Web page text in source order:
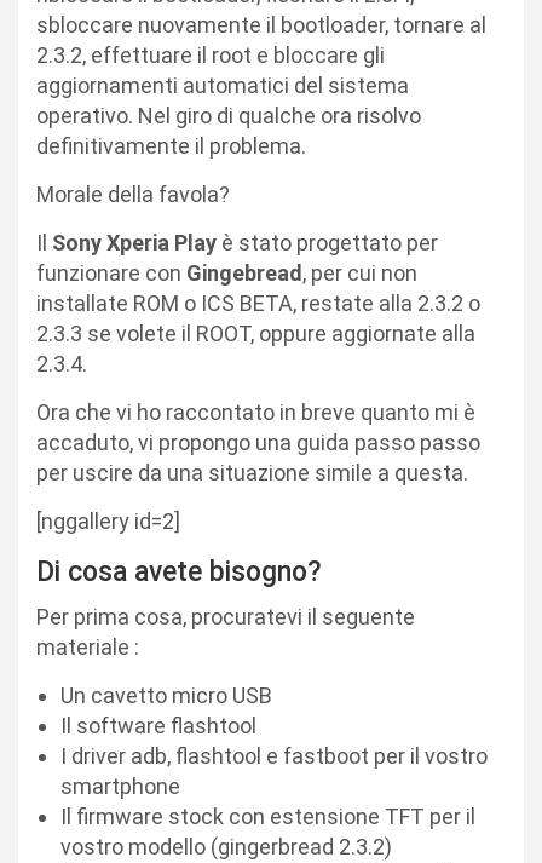
sbloccare nuovamente il bootloader, tornare al
2.3.2, effettuare il root e bloccare gli
aggiornamenti automatici del sistema
operativo. Nel giro di qualche ora risolvo
definitivamente il problema.
Morale della favola?
Il Sony Xperia Play è stato progettato per
funzionare con Gingebread, per cui non
installate ROM o ICS BETA, restate alla 2.3.2 o
2.3.3 se volete il ROOT, oppure aggiornate alla
2.3.4.
Ora che vi ho raccontato in breve quanto mi è
accaduto, vi propongo una guida passo passo
per uscire da una situazione simile a questa.
[nggallery id=2]
Di cosa avete bisogno?
Per prima cosa, procuratevi il seguente
materiale :
Un cavetto micro USB
Il software flashtool
I driver adb, flashtool e fastboot per il vostro
smartphone
Il firmware stock con estensione TFT per il
vostro modello (gingerbread 2.3.2)